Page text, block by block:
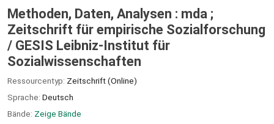
Methoden, Daten, Analysen : mda ;
Zeitschrift für empirische Sozialforschung
/ GESIS Leibniz-Institut für
Sozialwissenschaften
Ressourcentyp: Zeitschrift (Online)
Sprache: Deutsch
Bände: Zeige Bände